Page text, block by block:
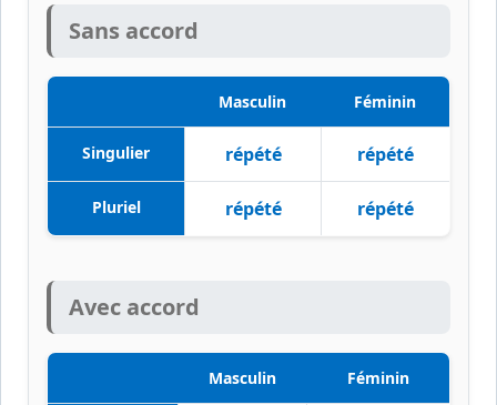
Sans accord
Masculin Féminin
Singulier répété répété
Pluriel répété répété
Avec accord
Masculin Féminin